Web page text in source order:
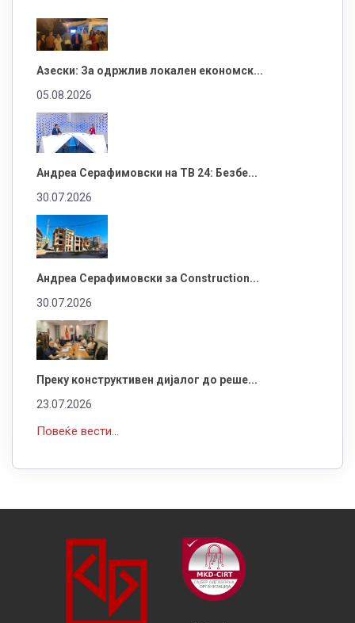
Азески: За одржлив локален економск...
05.08.2026
Андреа Серафимовски на ТВ 24: Безбе...
30.07.2026
Андреа Серафимовски за Construction...
30.07.2026
Преку конструктивен дијалог до реше...
23.07.2026
Повеќе вести...